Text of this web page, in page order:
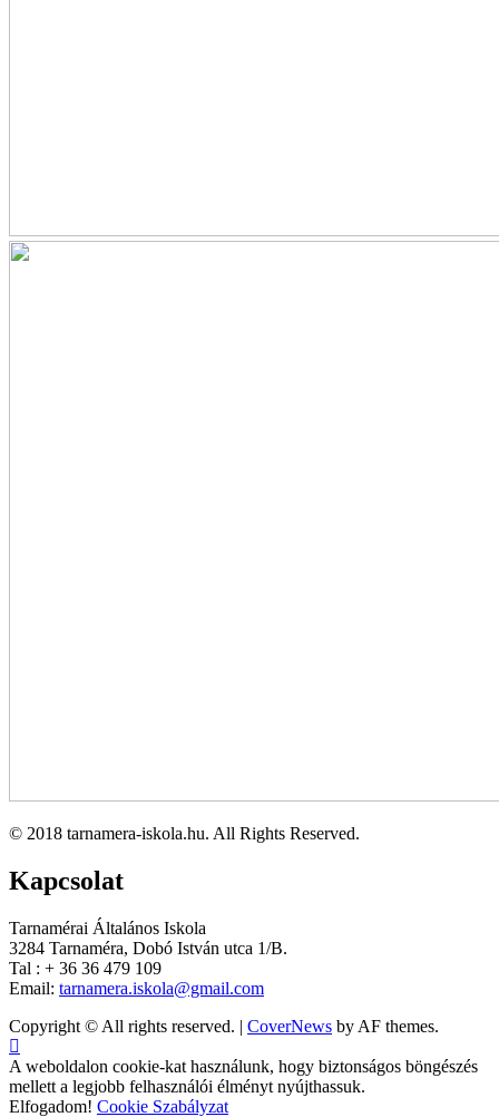
© 2018 tarnamera-iskola.hu. All Rights Reserved.
Kapcsolat
Tarnamérai Általános Iskola
3284 Tarnaméra, Dobó István utca 1/B.
Tal : + 36 36 479 109
Email: tarnamera.iskola@gmail.com
Copyright © All rights reserved. | CoverNews by AF themes.
A weboldalon cookie-kat használunk, hogy biztonságos böngészés
mellett a legjobb felhasználói élményt nyújthassuk.
Elfogadom! Cookie Szabályzat